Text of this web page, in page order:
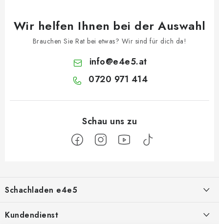
Wir helfen Ihnen bei der Auswahl
Brauchen Sie Rat bei etwas? Wir sind für dich da!
info@e4e5.at
0720 971 414
ß
z
Schachladen e4e5
Kundendienst